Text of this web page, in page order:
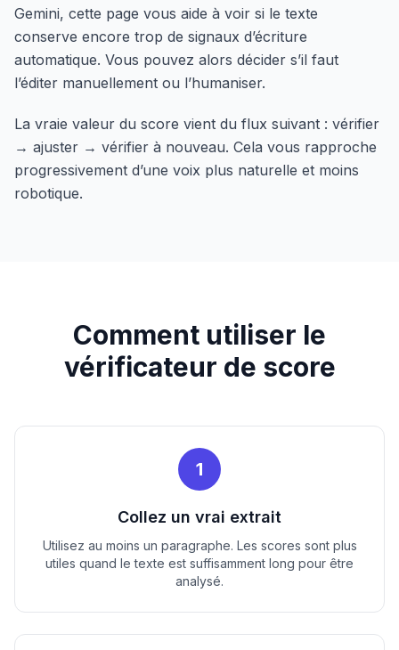
Gemini, cette page vous aide à voir si le texte
conserve encore trop de signaux d’écriture
automatique. Vous pouvez alors décider s’il faut
l’éditer manuellement ou l’humaniser.
La vraie valeur du score vient du flux suivant : vérifier
→ ajuster → vérifier à nouveau. Cela vous rapproche
progressivement d’une voix plus naturelle et moins
robotique.
Comment utiliser le
vérificateur de score
1
Collez un vrai extrait
Utilisez au moins un paragraphe. Les scores sont plus
utiles quand le texte est suffisamment long pour être
analysé.